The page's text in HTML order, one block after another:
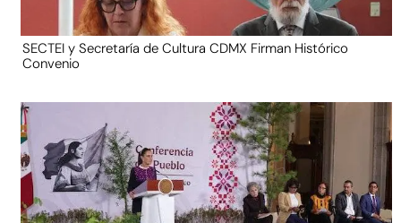
SECTEI y Secretaría de Cultura CDMX Firman Histórico
Convenio